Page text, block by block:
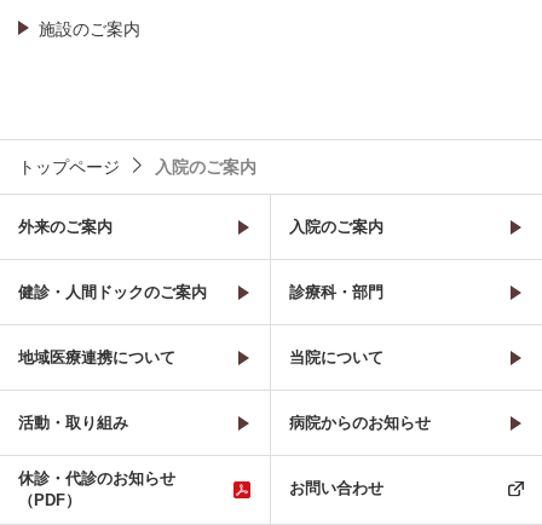
施設のご案内
トップページ 入院のご案内
外来のご案内 入院のご案内
健診・人間ドックのご案内 診療科・部門
地域医療連携について 当院について
活動・取り組み 病院からのお知らせ
休診・代診のお知らせ
（PDF）
お問い合わせ